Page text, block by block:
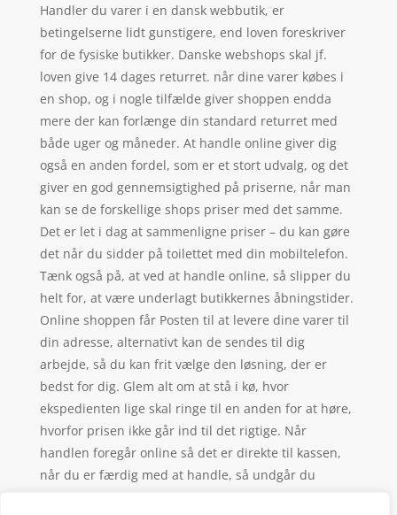
Handler du varer i en dansk webbutik, er
betingelserne lidt gunstigere, end loven foreskriver
for de fysiske butikker. Danske webshops skal jf.
loven give 14 dages returret. når dine varer købes i
en shop, og i nogle tilfælde giver shoppen endda
mere der kan forlænge din standard returret med
både uger og måneder. At handle online giver dig
også en anden fordel, som er et stort udvalg, og det
giver en god gennemsigtighed på priserne, når man
kan se de forskellige shops priser med det samme.
Det er let i dag at sammenligne priser – du kan gøre
det når du sidder på toilettet med din mobiltelefon.
Tænk også på, at ved at handle online, så slipper du
helt for, at være underlagt butikkernes åbningstider.
Online shoppen får Posten til at levere dine varer til
din adresse, alternativt kan de sendes til dig
arbejde, så du kan frit vælge den løsning, der er
bedst for dig. Glem alt om at stå i kø, hvor
ekspedienten lige skal ringe til en anden for at høre,
hvorfor prisen ikke går ind til det rigtige. Når
handlen foregår online så det er direkte til kassen,
når du er færdig med at handle, så undgår du